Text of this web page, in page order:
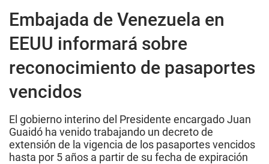
Embajada de Venezuela en
EEUU informará sobre
reconocimiento de pasaportes
vencidos
El gobierno interino del Presidente encargado Juan
Guaidó ha venido trabajando un decreto de
extensión de la vigencia de los pasaportes vencidos
hasta por 5 años a partir de su fecha de expiración